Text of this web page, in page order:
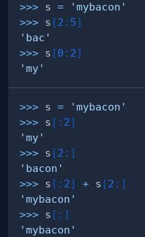
>>> s =
'mybacon'
>>> s [2 : 5]
'bac'
>>> s [0 : 2]
'my'
>>> s =
'mybacon'
>>> s [ : 2]
'my'
>>> s [2 : ]
'bacon'
>>> s [ : 2] + s [2 : ]
'mybacon'
>>> s [ : ]
'mybacon'